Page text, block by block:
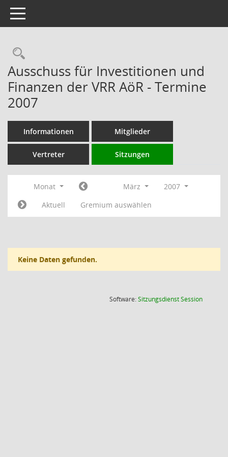
Toggle navigation
Rechercheauswahl
Ausschuss für Investitionen und
Finanzen der VRR AöR - Termine
2007
Informationen Mitglieder
Vertreter Sitzungen
Monat März
2007
Aktuell
Gremium auswählen
Keine Daten gefunden.
Software:SitzungsdienstSession(Wird in